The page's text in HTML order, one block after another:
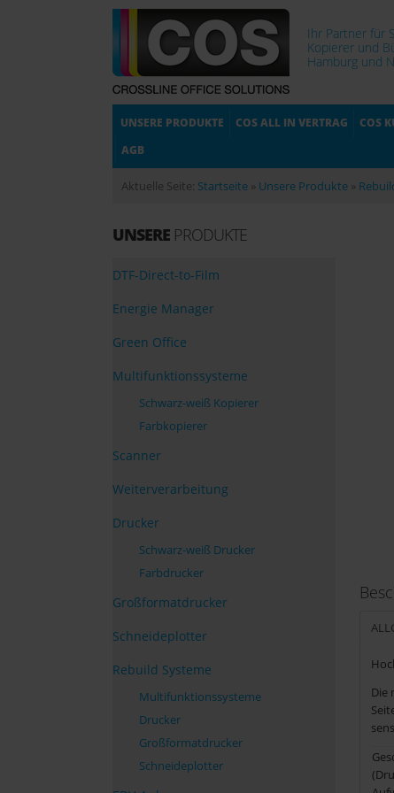
Ihr Partner für
Kopierer und
Hamburg und
UNSERE PRODUKTE COS ALL IN VERTRAG COS
AGB
Aktuelle Seite: Startseite » Unsere Produkte »
UNSERE PRODUKTE
DTF-Direct-to-Film
Energie Manager
Green Office
Multifunktionssysteme
Schwarz-weiß Kopierer
Farbkopierer
Scanner
Weiterverarbeitung
Drucker
Schwarz-weiß Drucker
Farbdrucker
Großformatdrucker
Schneideplotter
Rebuild Systeme
Multifunktionssysteme
Drucker
Großformatdrucker
Schneideplotter
Die